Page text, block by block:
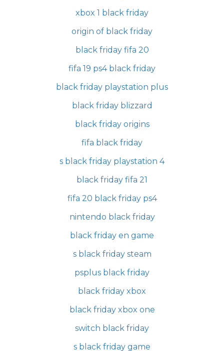
xbox 1 black friday
origin of black friday
black friday fifa 20
fifa 19 ps4 black friday
black friday playstation plus
black friday blizzard
black friday origins
fifa black friday
s black friday playstation 4
black friday fifa 21
fifa 20 black friday ps4
nintendo black friday
black friday en game
s black friday steam
psplus black friday
black friday xbox
black friday xbox one
switch black friday
s black friday game